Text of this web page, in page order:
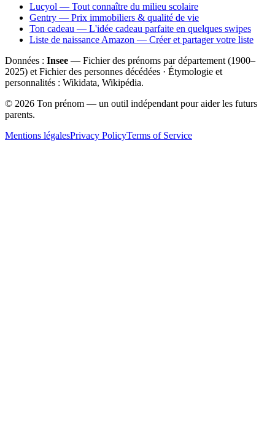
Lucyol — Tout connaître du milieu scolaire
Gentry — Prix immobiliers & qualité de vie
Ton cadeau — L'idée cadeau parfaite en quelques swipes
Liste de naissance Amazon — Créer et partager votre liste
Données : Insee — Fichier des prénoms par département (1900–
2025) et Fichier des personnes décédées · Étymologie et
personnalités : Wikidata, Wikipédia.
© 2026 Ton prénom — un outil indépendant pour aider les futurs
parents.
Mentions légalesPrivacy PolicyTerms of Service